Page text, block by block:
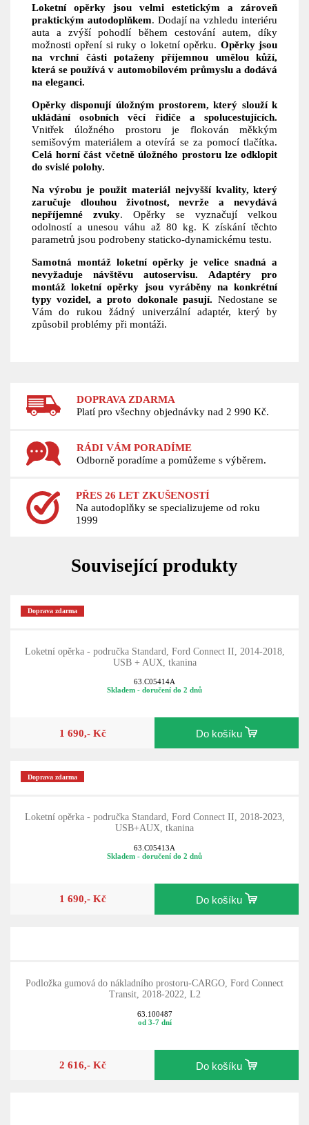
Loketní opěrky jsou velmi estetickým a zároveň
praktickým autodoplňkem. Dodají na vzhledu interiéru
auta a zvýší pohodlí během cestování autem, díky
možnosti opření si ruky o loketní opěrku. Opěrky jsou
na vrchní části potaženy příjemnou umělou kůží,
která se používá v automobilovém průmyslu a dodává
na eleganci.
Opěrky disponují úložným prostorem, který slouží k
ukládání osobních věcí řidiče a spolucestujících.
Vnitřek úložného prostoru je flokován měkkým
semišovým materiálem a otevírá se za pomocí tlačítka.
Celá horní část včetně úložného prostoru lze odklopit
do svislé polohy.
Na výrobu je použit materiál nejvyšší kvality, který
zaručuje dlouhou životnost, nevrže a nevydává
nepříjemné zvuky. Opěrky se vyznačují velkou
odolností a unesou váhu až 80 kg. K získání těchto
parametrů jsou podrobeny staticko-dynamickému testu.
Samotná montáž loketní opěrky je velice snadná a
nevyžaduje návštěvu autoservisu.
Adaptéry pro
montáž loketní opěrky jsou vyráběny na konkrétní
typy vozidel, a proto dokonale pasují. Nedostane se
Vám do rukou žádný univerzální adaptér, který by
způsobil problémy při montáži.
DOPRAVA ZDARMA
Platí pro všechny objednávky nad 2 990 Kč.
RÁDI VÁM PORADÍME
Odborně poradíme a pomůžeme s výběrem.
PŘES 26 LET ZKUŠENOSTÍ
Na autodoplňky se specializujeme od roku
1999
Související produkty
Doprava zdarma
Loketní opěrka - područka Standard, Ford Connect II, 2014-2018,
USB + AUX, tkanina
63.C05414A
Skladem - doručení do 2 dnů
1 690,- Kč Do košíku
Doprava zdarma
Loketní opěrka - područka Standard, Ford Connect II, 2018-2023,
USB+AUX, tkanina
63.C05413A
Skladem - doručení do 2 dnů
1 690,- Kč Do košíku
Podložka gumová do nákladního prostoru-CARGO, Ford Connect
Transit, 2018-2022, L2
63.100487
od 3-7 dní
2 616,- Kč Do košíku